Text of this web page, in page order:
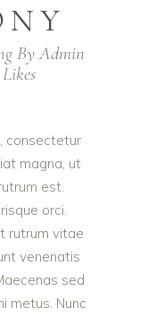
ByAdmin
Likes
consectetur
magna, ut
est.
orci.
rutrum vitae
venenatis
sed
metus. Nunc